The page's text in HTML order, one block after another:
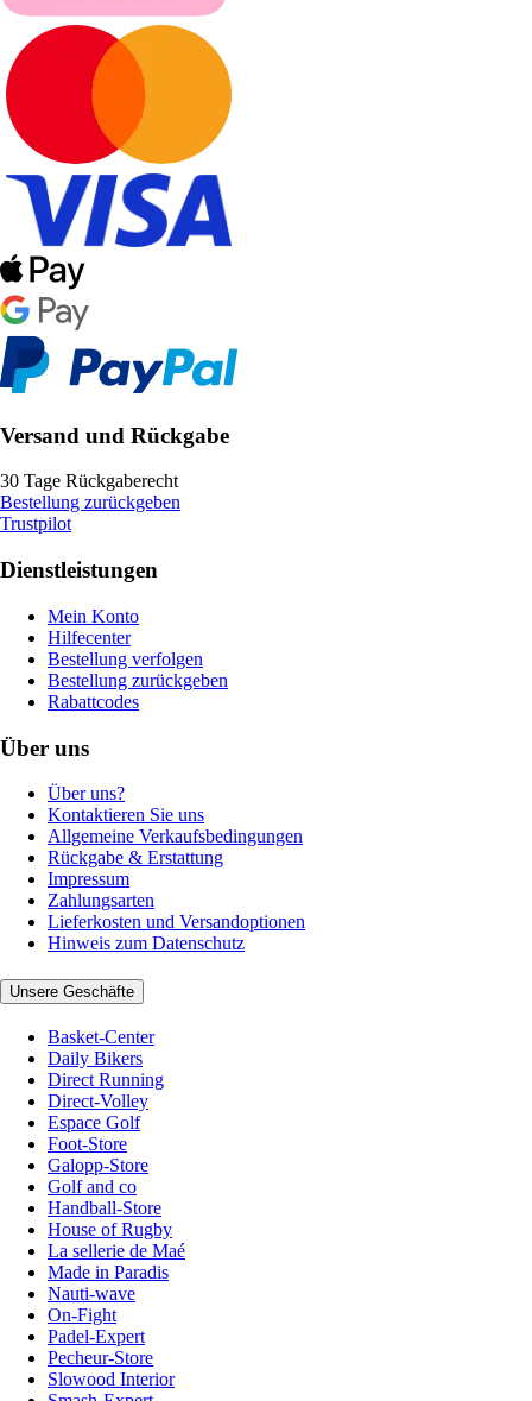
Versand und Rückgabe
30 Tage Rückgaberecht
Bestellung zurückgeben
Trustpilot
Dienstleistungen
Mein Konto
Hilfecenter
Bestellung verfolgen
Bestellung zurückgeben
Rabattcodes
Über uns
Über uns?
Kontaktieren Sie uns
Allgemeine Verkaufsbedingungen
Rückgabe & Erstattung
Impressum
Zahlungsarten
Lieferkosten und Versandoptionen
Hinweis zum Datenschutz
Unsere Geschäfte
Basket-Center
Daily Bikers
Direct Running
Direct-Volley
Espace Golf
Foot-Store
Galopp-Store
Golf and co
Handball-Store
House of Rugby
La sellerie de Maé
Made in Paradis
Nauti-wave
On-Fight
Padel-Expert
Pecheur-Store
Slowood Interior